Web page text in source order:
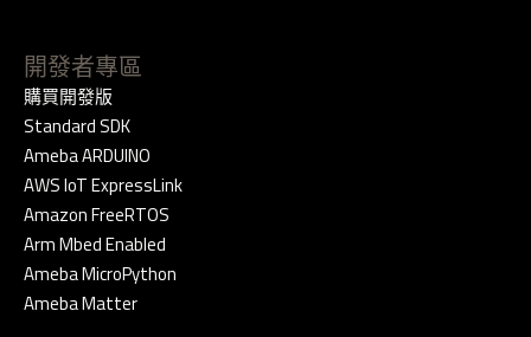
開發者專區
購買開發版
Standard SDK
Ameba ARDUINO
AWS IoT ExpressLink
Amazon FreeRTOS
Arm Mbed Enabled
Ameba MicroPython
Ameba Matter